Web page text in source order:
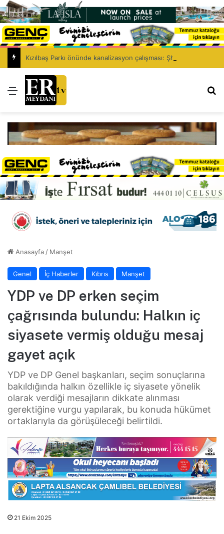
Menü
Anasayfa / Manşet
Genel İç Haberler Kıbrıs Manşet
YDP ve DP erken seçim
çağrısında bulundu: Halkın iç
siyasete vermiş olduğu mesaj
gayet açık
YDP ve DP Genel başkanları, seçim sonuçlarına
bakıldığında halkın özellikle iç siyasete yönelik
olarak verdiği mesajların dikkate alınması
gerektiğine vurgu yapılarak, bu konuda hükümet
ortaklarıyla da görüşüleceği belirtildi.
21 Ekim 2025